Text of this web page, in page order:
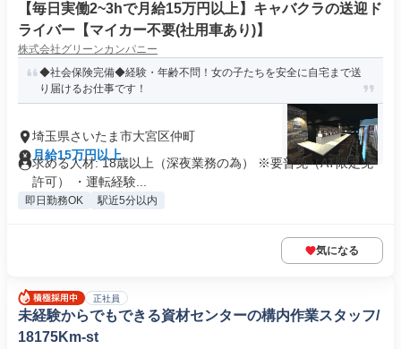
【毎日実働2~3hで月給15万円以上】キャバクラの送迎ド
ライバー【マイカー不要(社用車あり)】
株式会社グリーンカンパニー
◆社会保険完備◆経験・年齢不問！女の子たちを安全に自宅まで送
り届けるお仕事です！
埼玉県さいたま市大宮区仲町
月給15万円以上
求める人材: 18歳以上（深夜業務の為） ※要普免（AT限定免
許可） ・運転経験...
即日勤務OK 駅近5分以内
気になる
正社員
未経験からでもできる資材センターの構内作業スタッフ/
18175Km-st